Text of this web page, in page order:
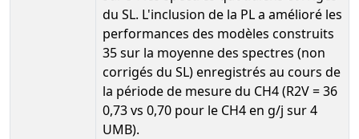
du SL. L'inclusion de la PL a amélioré les
performances des modèles construits
35 sur la moyenne des spectres (non
corrigés du SL) enregistrés au cours de
la période de mesure du CH4 (R2V = 36
0,73 vs 0,70 pour le CH4 en g/j sur 4
UMB).